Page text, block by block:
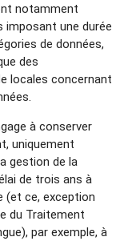
notamment
imposant une durée
de données,
des
locales concernant
à conserver
uniquement
gestion de la
de trois ans à
(et ce, exception
du Traitement
par exemple, à